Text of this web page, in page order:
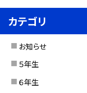
カテゴリ
お知らせ
５年生
６年生